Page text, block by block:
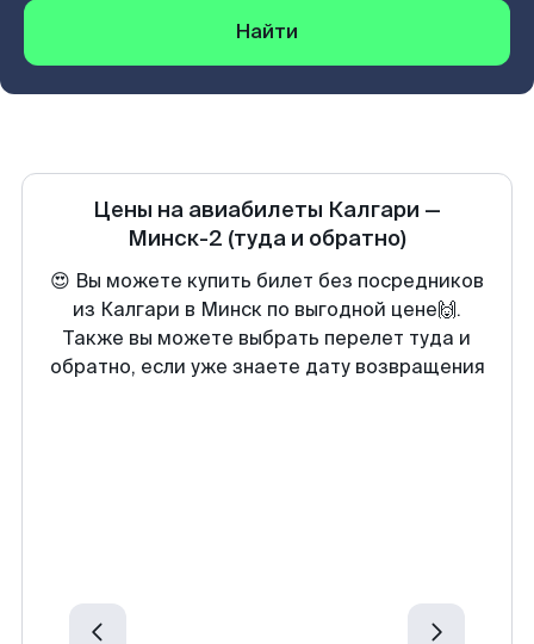
Найти
Цены на авиабилеты Калгари —
Минск-2 (туда и обратно)
😍 Вы можете купить билет без посредников
из Калгари в Минск по выгодной цене🙌.
Также вы можете выбрать перелет туда и
обратно, если уже знаете дату возвращения